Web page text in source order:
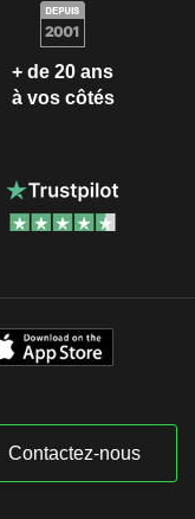
+ de 20 ans
à vos côtés
Contactez-nous